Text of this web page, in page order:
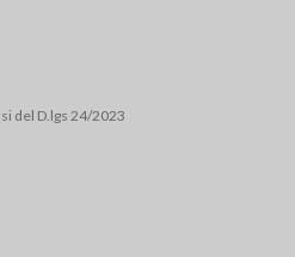
del D.lgs 24/2023